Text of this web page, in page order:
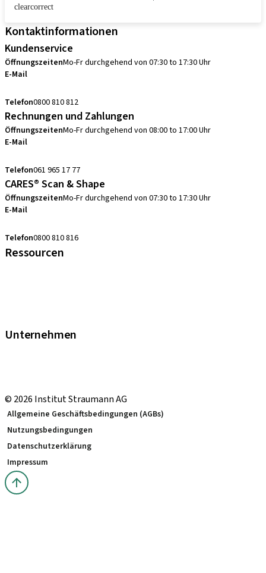
clearcorrect
Kontaktinformationen
Kundenservice
ÖffnungszeitenMo-Fr durchgehend von 07:30 to 17:30 Uhr
E-Mail
Telefon0800 810 812
Rechnungen und Zahlungen
ÖffnungszeitenMo-Fr durchgehend von 08:00 to 17:00 Uhr
E-Mail
Telefon061 965 17 77
CARES® Scan & Shape
ÖffnungszeitenMo-Fr durchgehend von 07:30 to 17:30 Uhr
E-Mail
Telefon0800 810 816
Ressourcen
Unternehmen
© 2026 Institut Straumann AG
Allgemeine Geschäftsbedingungen (AGBs)
Nutzungsbedingungen
Datenschutzerklärung
Impressum